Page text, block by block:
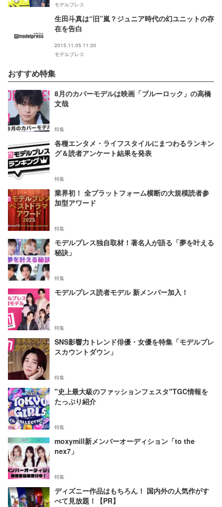
モデルプレス
生田斗真は“旧”嵐？ジュニア時代の幻ユニットの存
在を告白
2015.11.05 11:30
モデルプレス
おすすめ特集
8月のカバーモデルは映画「ブルーロック」の高橋
文哉
特集
各種エンタメ・ライフスタイルにまつわるランキン
グ＆読者アンケート結果を発表
特集
業界初！ 全プラットフォーム横断の大規模読者参
加型アワード
特集
モデルプレス独自取材！著名人が語る「夢を叶える
秘訣」
特集
モデルプレス読者モデル 新メンバー加入！
特集
SNS影響力トレンド俳優・女優を特集「モデルプレ
スカウントダウン」
特集
"史上最大級のファッションフェスタ"TGC情報を
たっぷり紹介
特集
moxymill新メンバーオーディション「to the
nex7」
特集
ディズニー作品はもちろん！ 国内外の人気作がす
べて見放題！【PR】